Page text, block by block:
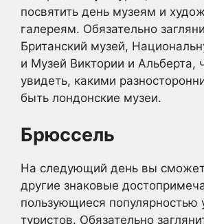
посвятить день музеям и
галереям. Обязательно
Британский музей,
и Музей Виктории и Альберта,
увидеть, какими
быть лондонские музеи.
Брюссель
На следующий день вы
другие знаковые
пользующиеся популярностью
туристов. Обязательно